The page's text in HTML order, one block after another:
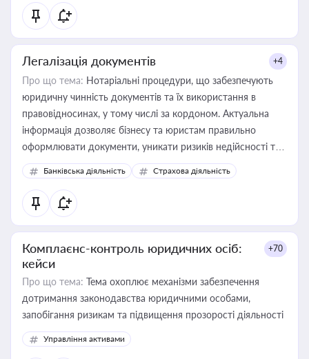
статусу суб'єктів оціночної діяльності
Легалізація документів +4
Про що тема: Нотаріальні процедури, що забезпечують
юридичну чинність документів та їх використання в
правовідносинах, у тому числі за кордоном. Актуальна
інформація дозволяє бізнесу та юристам правильно
оформлювати документи, уникати ризиків недійсності та
забезпечувати їх належне прийняття органами влади та
контрагентами
Банківська діяльність Страхова діяльність
Комплаєнс-контроль юридичних осіб:
кейси
+70
Про що тема: Тема охоплює механізми забезпечення
дотримання законодавства юридичними особами,
запобігання ризикам та підвищення прозорості діяльності
Управління активами